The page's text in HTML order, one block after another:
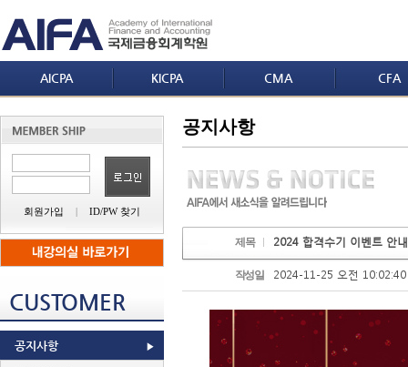
AICPA KICPA CMA CFA
회원가입 | ID/PW 찾기
CUSTOMER
공지사항
공지사항
제목 2024 합격수기 이벤트 안
작성일 2024-11-25 오전 10:02:40